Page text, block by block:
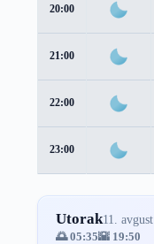
20:00
21:00
22:00
23:00
Utorak11. avgust
🌅 05:35🌇 19:50